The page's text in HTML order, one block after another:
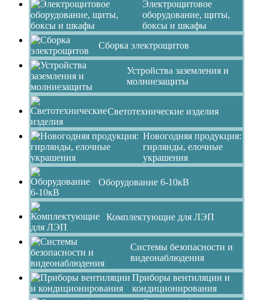
Электрощитовое
оборудование, щиты,
боксы и шкафы
Сборка электрощитов
Устройства заземления и
молниезащиты
Светотехнические изделия
Новогодняя продукция:
гирлянды, елочные
украшения
Оборудование 6-10кВ
Комплектующие для ЛЭП
Системы безопасности и
видеонаблюдения
Приборы вентиляции и
кондиционирования